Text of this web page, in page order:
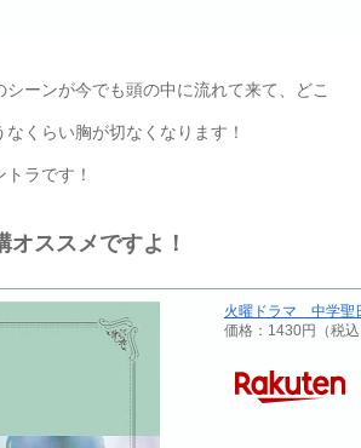
ーンが今でも頭の中に流れて来て、どこ
くらい胸が切なくなります！
ラです！
ススメですよ！
火曜ドラマ 中学聖
価格：1430円（税